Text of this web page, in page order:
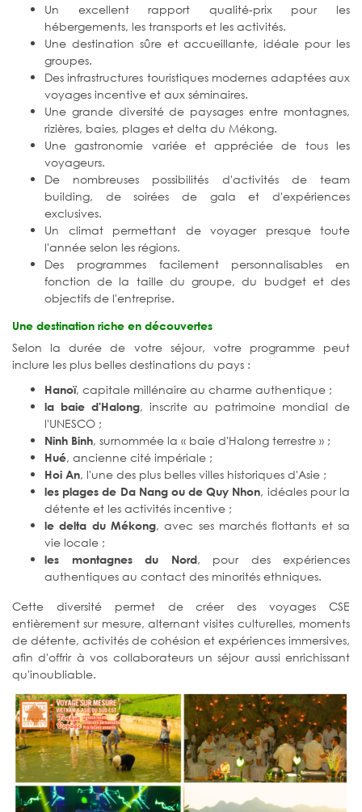
Un excellent rapport qualité-prix pour les
hébergements, les transports et les activités.
Une destination sûre et accueillante, idéale pour les
groupes.
Des infrastructures touristiques modernes adaptées aux
voyages incentive et aux séminaires.
Une grande diversité de paysages entre montagnes,
rizières, baies, plages et delta du Mékong.
Une gastronomie variée et appréciée de tous les
voyageurs.
De nombreuses possibilités d'activités de team
building, de soirées de gala et d'expériences
exclusives.
Un climat permettant de voyager presque toute
l'année selon les régions.
Des programmes facilement personnalisables en
fonction de la taille du groupe, du budget et des
objectifs de l'entreprise.
Une destination riche en découvertes
Selon la durée de votre séjour, votre programme peut
inclure les plus belles destinations du pays :
Hanoï, capitale millénaire au charme authentique ;
la baie d'Halong, inscrite au patrimoine mondial de
l'UNESCO ;
Ninh Binh, surnommée la « baie d'Halong terrestre » ;
Hué, ancienne cité impériale ;
Hoi An, l'une des plus belles villes historiques d'Asie ;
les plages de Da Nang ou de Quy Nhon, idéales pour la
détente et les activités incentive ;
le delta du Mékong, avec ses marchés flottants et sa
vie locale ;
les montagnes du Nord, pour des expériences
authentiques au contact des minorités ethniques.
Cette diversité permet de créer des voyages CSE
entièrement sur mesure, alternant visites culturelles, moments
de détente, activités de cohésion et expériences immersives,
afin d'offrir à vos collaborateurs un séjour aussi enrichissant
qu'inoubliable.